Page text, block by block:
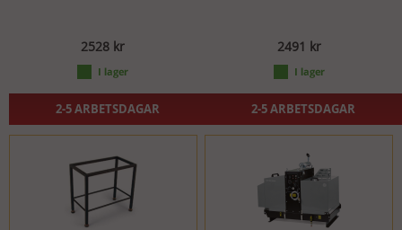
2528 kr
2-5 ARBETSDAGAR
2491 kr
2-5 ARBETSDAGAR